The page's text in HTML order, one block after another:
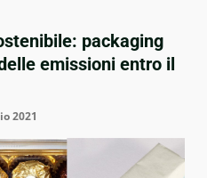
packaging
emissioni entro il
2021